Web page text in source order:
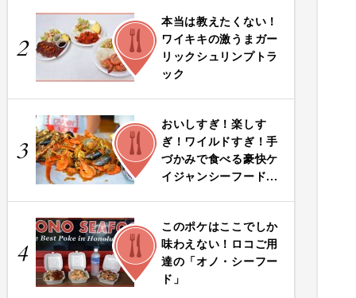
2
FOOD
本当は教えたくない！
ワイキキの激うまガー
リックシュリンプトラ
ック
3
FOOD
おいしすぎ！楽しす
ぎ！ワイルドすぎ！手
づかみで食べる豪快ケ
イジャンシーフード...
4
FOOD
このポケはここでしか
味わえない！ロコご用
達の「オノ・シーフー
ド」